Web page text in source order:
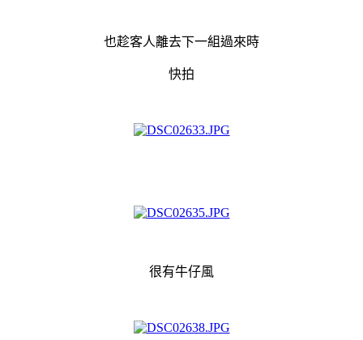
也趁客人離去下一組過來時
快拍
很有牛仔風